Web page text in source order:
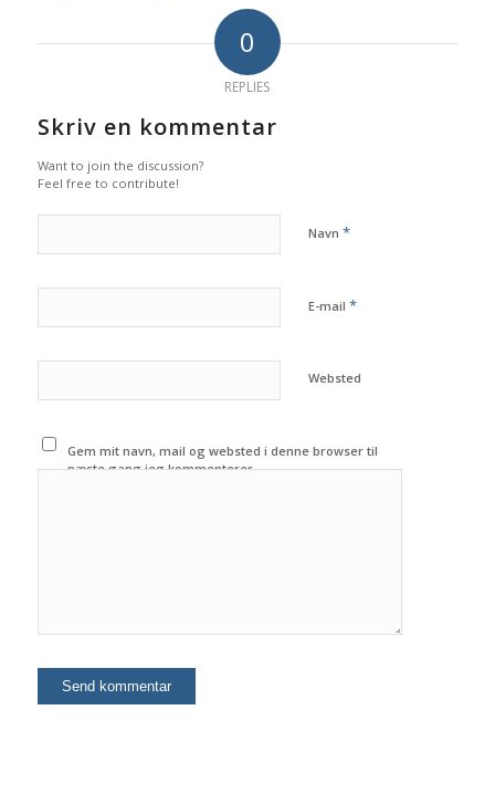
0
REPLIES
Skriv en kommentar
Want to join the discussion?
Feel free to contribute!
Navn *
E-mail *
Websted
Gem mit navn, mail og websted i denne browser til
næste gang jeg kommenterer.